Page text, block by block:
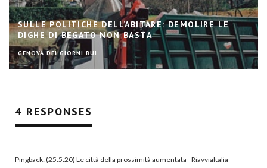
SULLE POLITICHE DELL’ABITARE: DEMOLIRE LE
DIGHE DI BEGATO NON BASTA
GENOVA DEI GIORNI BUI
4 RESPONSES
Pingback:(25.5.20) Le città della prossimità aumentata - RiavviaItalia